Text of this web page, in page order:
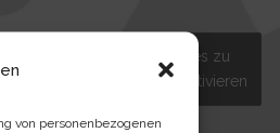
von personenbezogenen
Sie, um Statistiken Cookies zu
und diesen Inhalt zu aktivieren